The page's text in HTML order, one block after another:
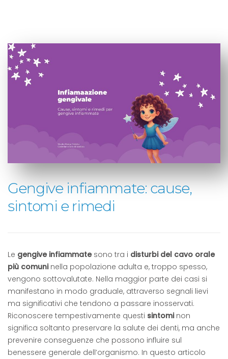
Gengive infiammate: cause,
sintomi e rimedi
Le gengive infiammatesono tra i disturbi del cavo orale
più comuninella popolazione adulta e, troppo spesso,
vengono sottovalutate. Nella maggior parte dei casi si
manifestano in modo graduale, attraverso segnali lievi
ma significativi che tendono a passare inosservati.
Riconoscere tempestivamente questi sintominon
significa soltanto preservare la salute dei denti, ma anche
prevenire conseguenze che possono influire sul
benessere generale dell’organismo. In questo articolo